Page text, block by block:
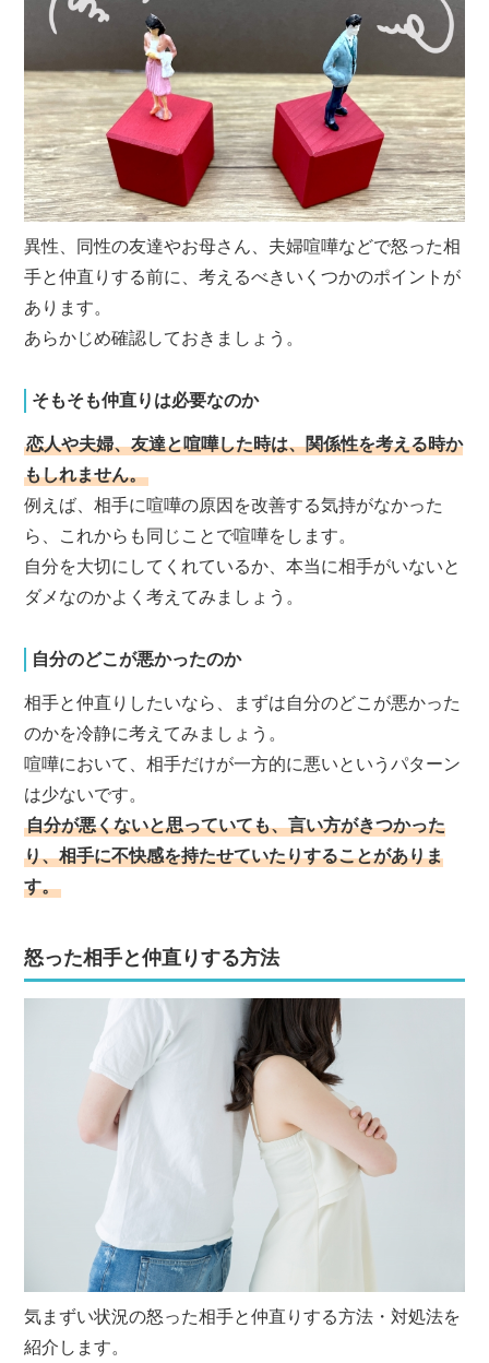
異性、同性の友達やお母さん、夫婦喧嘩などで怒った相
手と仲直りする前に、考えるべきいくつかのポイントが
あります。
あらかじめ確認しておきましょう。
そもそも仲直りは必要なのか
恋人や夫婦、友達と喧嘩した時は、関係性を考える時か
もしれません。
例えば、相手に喧嘩の原因を改善する気持がなかった
ら、これからも同じことで喧嘩をします。
自分を大切にしてくれているか、本当に相手がいないと
ダメなのかよく考えてみましょう。
自分のどこが悪かったのか
相手と仲直りしたいなら、まずは自分のどこが悪かった
のかを冷静に考えてみましょう。
喧嘩において、相手だけが一方的に悪いというパターン
は少ないです。
自分が悪くないと思っていても、言い方がきつかった
り、相手に不快感を持たせていたりすることがありま
す。
怒った相手と仲直りする方法
気まずい状況の怒った相手と仲直りする方法・対処法を
紹介します。